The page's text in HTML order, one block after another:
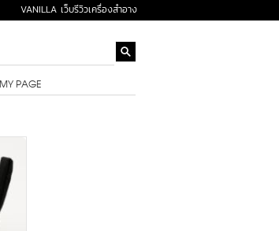
VANILLA เว็บรีวิวเครื่องสำอาง
MY PAGE